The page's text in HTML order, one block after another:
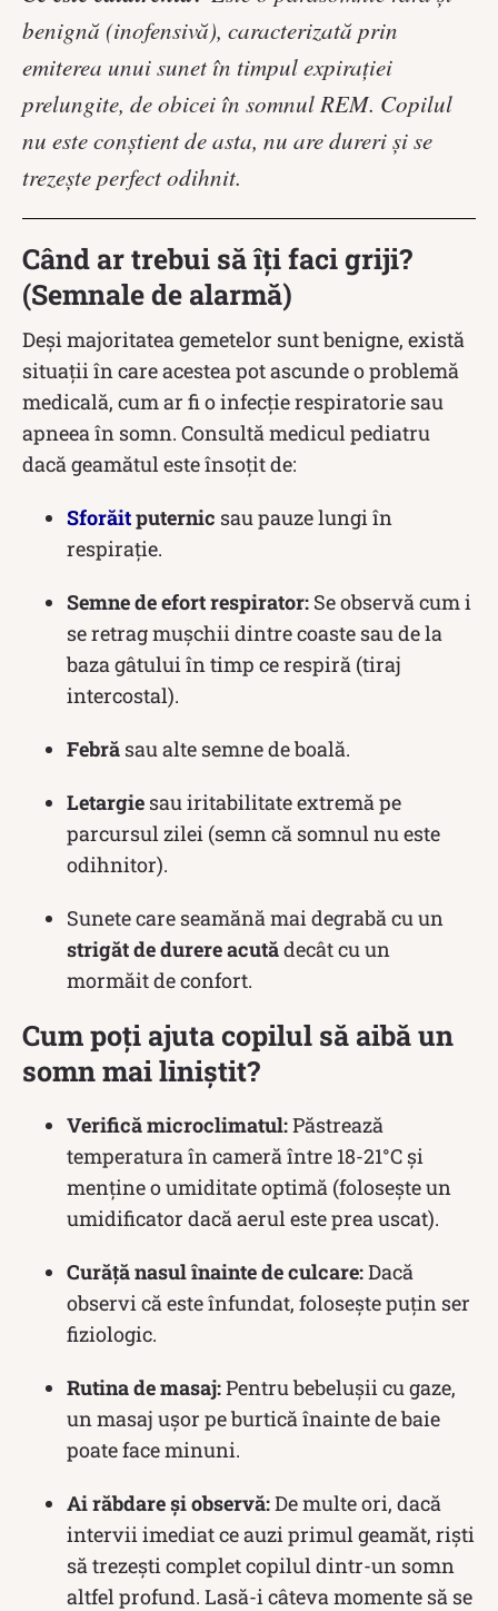
benignă (inofensivă), caracterizată prin
emiterea unui sunet în timpul expirației
prelungite, de obicei în somnul REM. Copilul
nu este conștient de asta, nu are dureri și se
trezește perfect odihnit.
Când ar trebui să îți faci griji?
(Semnale de alarmă)
Deși majoritatea gemetelor sunt benigne, există
situații în care acestea pot ascunde o problemă
medicală, cum ar fi o infecție respiratorie sau
apneea în somn. Consultă medicul pediatru
dacă geamătul este însoțit de:
Sforăitputernic sau pauze lungi în
respirație.
Semne de efort respirator: Se observă cum i
se retrag mușchii dintre coaste sau de la
baza gâtului în timp ce respiră (tiraj
intercostal).
Febră sau alte semne de boală.
Letargie sau iritabilitate extremă pe
parcursul zilei (semn că somnul nu este
odihnitor).
Sunete care seamănă mai degrabă cu un
strigăt de durere acutădecât cu un
mormăit de confort.
Cum poți ajuta copilul să aibă un
somn mai liniștit?
Verifică microclimatul:Păstrează
temperatura în cameră între 18-21°C și
menține o umiditate optimă (folosește un
umidificator dacă aerul este prea uscat).
Curăță nasul înainte de culcare:Dacă
observi că este înfundat, folosește puțin ser
fiziologic.
Rutina de masaj:Pentru bebelușii cu gaze,
un masaj ușor pe burtică înainte de baie
poate face minuni.
Ai răbdare și observă:De multe ori, dacă
intervii imediat ce auzi primul geamăt, riști
să trezești complet copilul dintr-un somn
altfel profund. Lasă-i câteva momente să se